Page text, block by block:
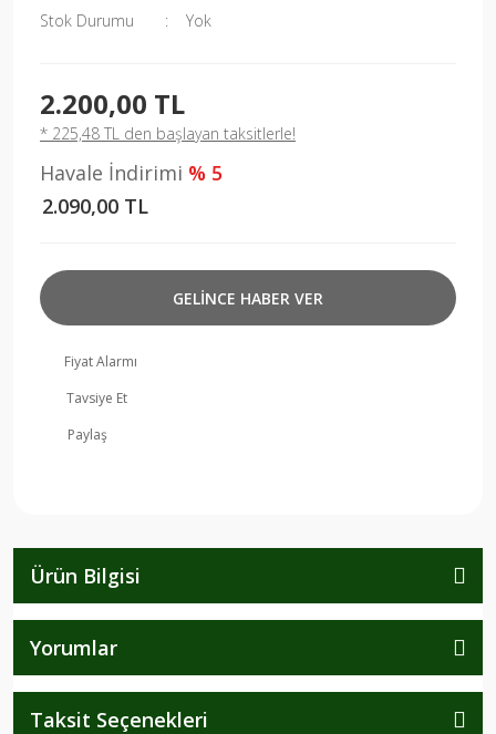
Stok Durumu
Yok
2.200,00 TL
* 225,48 TL den başlayan taksitlerle!
Havale İndirimi % 5
2.090,00 TL
GELİNCE HABER VER
Fiyat Alarmı
Tavsiye Et
Paylaş
Ürün Bilgisi
Yorumlar
Taksit Seçenekleri